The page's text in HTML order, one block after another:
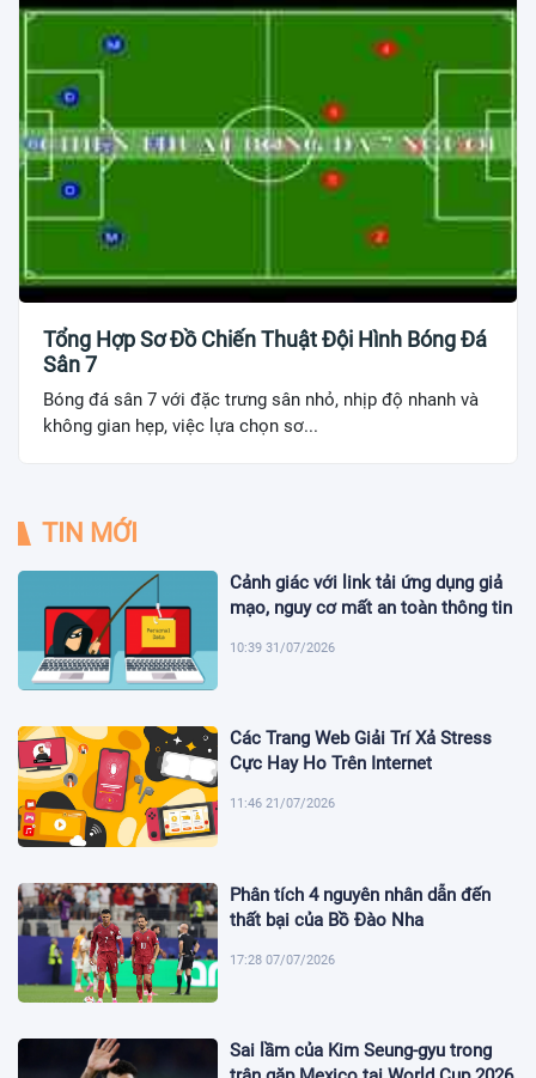
Tổng Hợp Sơ Đồ Chiến Thuật Đội Hình Bóng Đá
Sân 7
Bóng đá sân 7 với đặc trưng sân nhỏ, nhịp độ nhanh và
không gian hẹp, việc lựa chọn sơ...
TIN MỚI
Cảnh giác với link tải ứng dụng giả
mạo, nguy cơ mất an toàn thông tin
10:39 31/07/2026
Các Trang Web Giải Trí Xả Stress
Cực Hay Ho Trên Internet
11:46 21/07/2026
Phân tích 4 nguyên nhân dẫn đến
thất bại của Bồ Đào Nha
17:28 07/07/2026
Sai lầm của Kim Seung-gyu trong